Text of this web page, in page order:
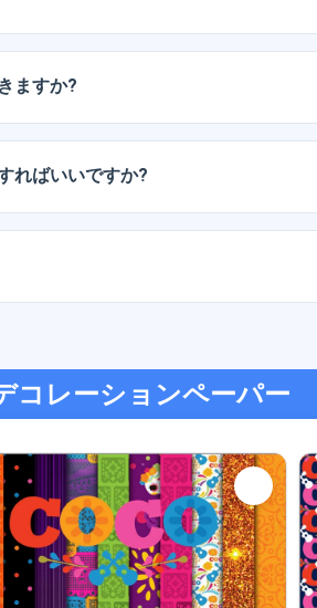
ますか?
ればいいですか?
レーションペーパー